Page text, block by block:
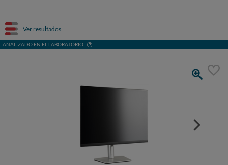
Ver resultados
ANALIZADO EN EL LABORATORIO